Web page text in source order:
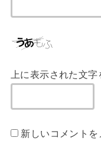
上に表示された文
新しいコメント